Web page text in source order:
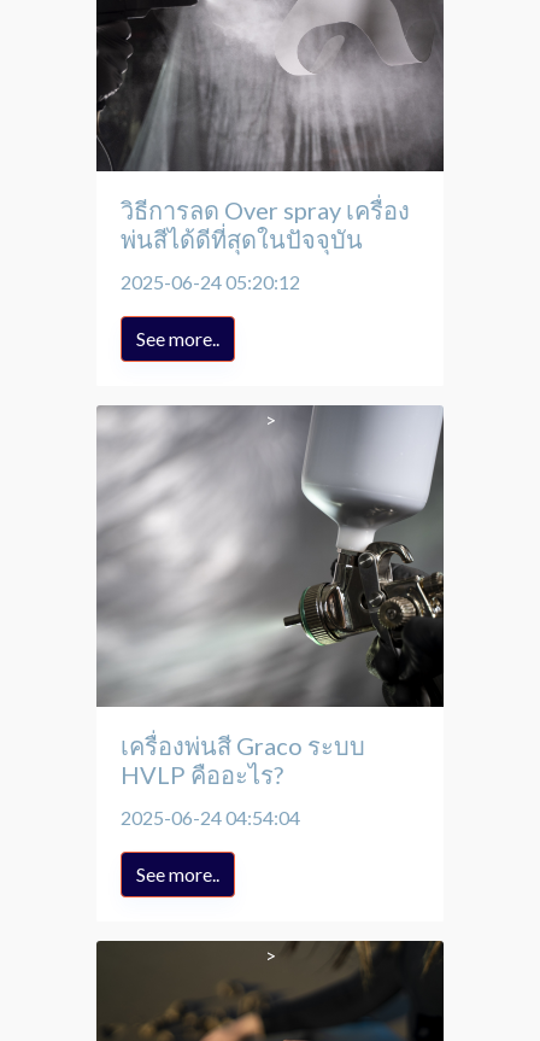
วิธีการลด Over spray เครื่อง
พ่นสีได้ดีที่สุดในปัจจุบัน
2025-06-24 05:20:12
See more..
เครื่องพ่นสี Graco ระบบ
HVLP คืออะไร?
2025-06-24 04:54:04
See more..